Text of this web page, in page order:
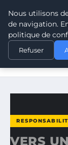
ACCUEIL
VERS UNE
VERS
Nous utilisons
de navigation.
politique de
Refuser